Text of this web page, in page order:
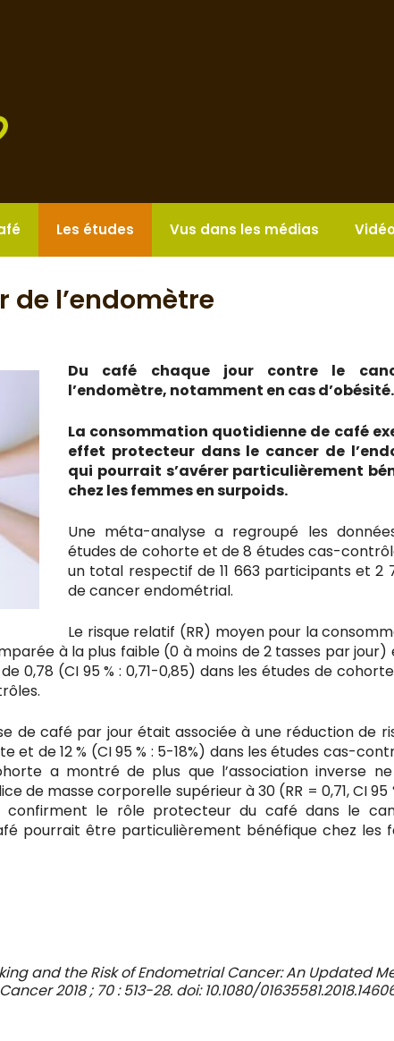
Les études Vus dans les médias
de l’endomètre
Du café chaque jour contre le
l’endomètre, notamment en cas d’obésité.
La consommation quotidienne de café
effet protecteur dans le cancer de
qui pourrait s’avérer particulièrement
chez les femmes en surpoids.
Une méta-analyse a regroupé les
études de cohorte et de 8 études cas-
un total respectif de 11 663 participants et 2
de cancer endométrial.
Le risque relatif (RR) moyen pour la
à la plus faible (0 à moins de 2 tasses par jour)
0,78 (CI 95 % : 0,71-0,85) dans les études de
de café par jour était associée à une réduction de
et de 12 % (CI 95 % : 5-18%) dans les études cas-
a montré de plus que l’association inverse
de masse corporelle supérieur à 30 (RR = 0,71, CI 95
confirment le rôle protecteur du café dans le
pourrait être particulièrement bénéfique chez les
and the Risk of Endometrial Cancer: An Updated
2018 ; 70 : 513-28. doi: 10.1080/